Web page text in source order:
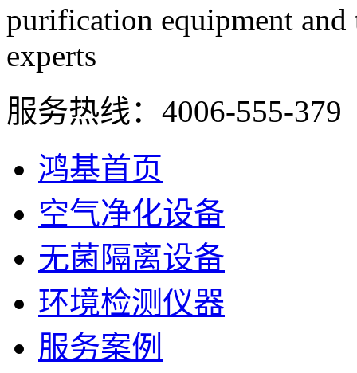
purification equipment
experts
服务热线： 4006-555-379
鸿基首页
空气净化设备
无菌隔离设备
环境检测仪器
服务案例